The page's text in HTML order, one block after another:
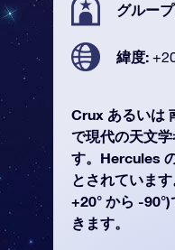
グルー
緯度:
Crux あるいは
で現代の天文
す。Hercules
とされていま
+20° から -
きます。